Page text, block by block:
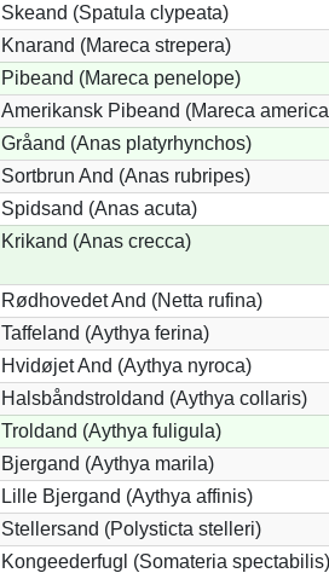
Skeand (Spatula clypeata)
Knarand (Mareca strepera)
Pibeand (Mareca penelope)
Amerikansk Pibeand (Mareca
Gråand (Anas platyrhynchos)
Sortbrun And (Anas rubripes)
Spidsand (Anas acuta)
Krikand (Anas crecca)
Rødhovedet And (Netta rufina)
Taffeland (Aythya ferina)
Hvidøjet And (Aythya nyroca)
Halsbåndstroldand (Aythya collaris)
Troldand (Aythya fuligula)
Bjergand (Aythya marila)
Lille Bjergand (Aythya affinis)
Stellersand (Polysticta stelleri)
Kongeederfugl (Somateria spectabilis)